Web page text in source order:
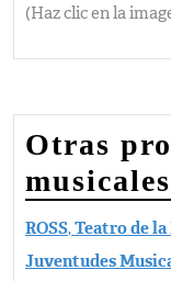
(Haz clic en la
Otras
ROSS,Teatro de
Juventudes